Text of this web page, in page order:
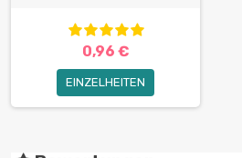
0,96 €
EINZELHEITEN